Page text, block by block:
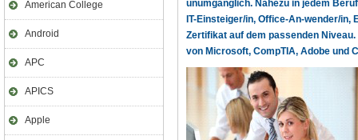
American College
Android
APC
APICS
Apple
unumgänglich. Nahezu in jedem
IT-Einsteiger/in, Office-An-wender/
Zertifikat auf dem passenden
von Microsoft, CompTIA, Adobe und